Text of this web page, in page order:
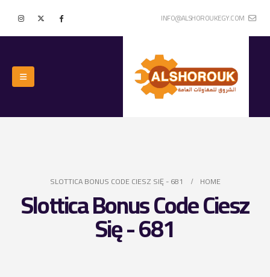
INFO@ALSHOROUKEGY.COM
HOME
SLOTTICA BONUS CODE CIESZ SIĘ - 681
Slottica Bonus Code Ciesz
Się - 681